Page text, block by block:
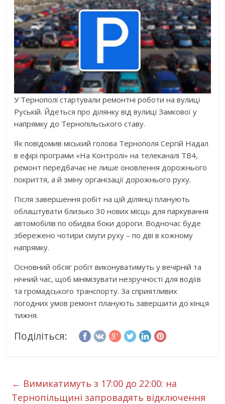
У Тернополі стартували ремонтні роботи на вулиці
Руській. Йдеться про ділянку від вулиці Замкової у
напрямку до Тернопільського ставу.
Як повідомив міський голова Тернополя Сергій Надал
в ефірі програми «На Контролі» на телеканалі ТВ4,
ремонт передбачає не лише оновлення дорожнього
покриття, а й зміну організації дорожнього руху.
Після завершення робіт на цій ділянці планують
облаштувати близько 30 нових місць для паркування
автомобілів по обидва боки дороги. Водночас буде
збережено чотири смуги руху – по дві в кожному
напрямку.
Основний обсяг робіт виконуватимуть у вечірній та
нічний час, щоб мінімізувати незручності для водіїв
та громадського транспорту. За сприятливих
погодних умов ремонт планують завершити до кінця
тижня.
Поділіться:
← Вимикатимуть з 17:00 до 22:00: на
Тернопільщині запровадять відключення